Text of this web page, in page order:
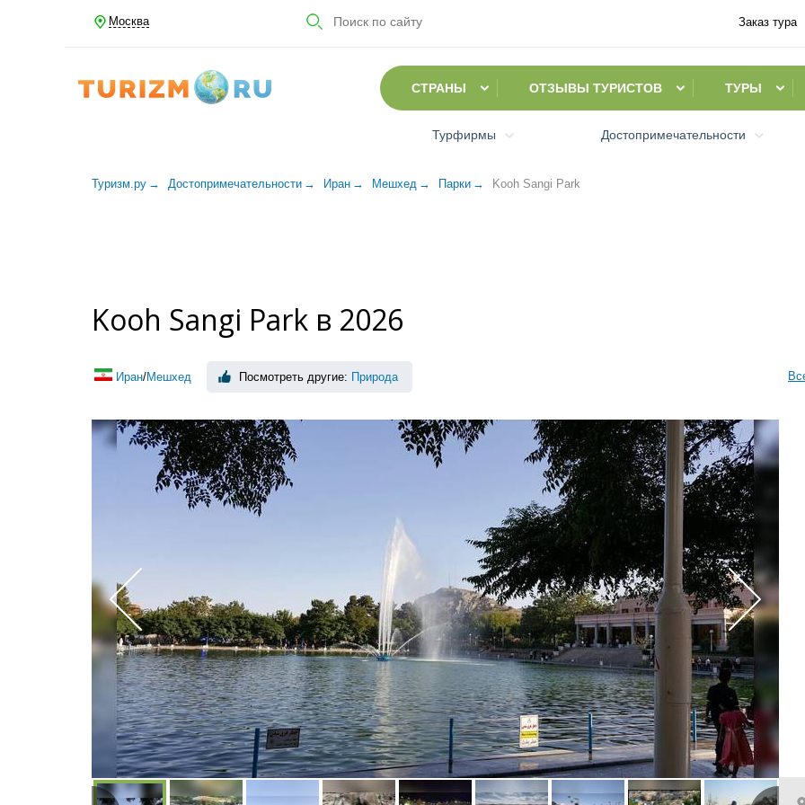
Москва Заказ тура
СТРАНЫ ОТЗЫВЫ ТУРИСТОВ ТУРЫ
Турфирмы Достопримечательности
Туризм.ру Достопримечательности Иран Мешхед Парки Kooh Sangi Park
Kooh Sangi Park в 2026
Иран/Мешхед Посмотреть другие: Природа